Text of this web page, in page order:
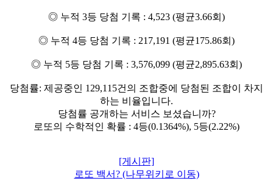
◎ 누적 3등 당첨 기록 : 4,523 (평균3.66회)
◎ 누적 4등 당첨 기록 : 217,191 (평균175.86회)
◎ 누적 5등 당첨 기록 : 3,576,099 (평균2,895.63회)
당첨률: 제공중인 129,115건의 조합중에 당첨된 조합이 차지
하는 비율입니다.
당첨률 공개하는 서비스 보셨습니까?
로또의 수학적인 확률 : 4등(0.1364%), 5등(2.22%)
[게시판]
로또 백서? (나무위키로 이동)